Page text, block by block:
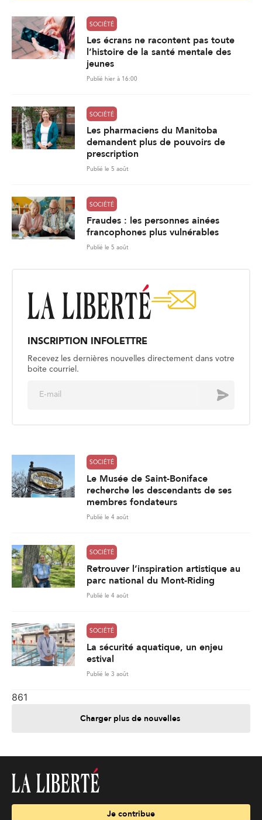
SOCIÉTÉ
Les écrans ne racontent pas toute
l’histoire de la santé mentale des
jeunes
Publié hier à 16:00
SOCIÉTÉ
Les pharmaciens du Manitoba
demandent plus de pouvoirs de
prescription
Publié le 5 août
SOCIÉTÉ
Fraudes : les personnes ainées
francophones plus vulnérables
Publié le 5 août
INSCRIPTION INFOLETTRE
Recevez les dernières nouvelles directement dans votre
boite courriel.
Envoyer
SOCIÉTÉ
Le Musée de Saint-Boniface
recherche les descendants de ses
membres fondateurs
Publié le 4 août
SOCIÉTÉ
Retrouver l’inspiration artistique au
parc national du Mont-Riding
Publié le 4 août
SOCIÉTÉ
La sécurité aquatique, un enjeu
estival
Publié le 3 août
861
Charger plus de nouvelles
Je contribue